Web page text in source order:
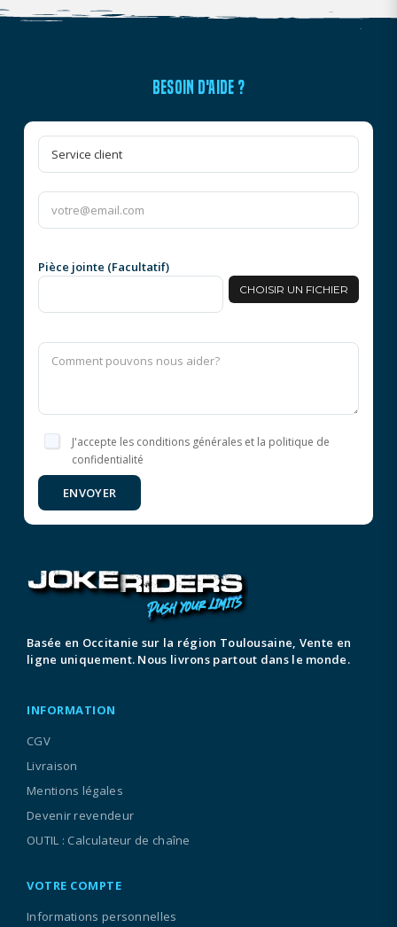
BESOIN D'AIDE ?
Pièce jointe (Facultatif)
CHOISIR UN FICHIER
J'accepte les conditions générales et la politique de
confidentialité
ENVOYER
Basée en Occitanie sur la région Toulousaine, Vente en
ligne uniquement. Nous livrons partout dans le monde.
INFORMATION
CGV
Livraison
Mentions légales
Devenir revendeur
OUTIL : Calculateur de chaîne
VOTRE COMPTE
Informations personnelles